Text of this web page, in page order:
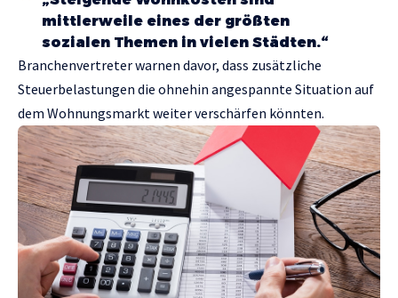
mittlerweile eines der größten
sozialen Themen in vielen Städten.“
Branchenvertreter warnen davor, dass zusätzliche
Steuerbelastungen die ohnehin angespannte Situation auf
dem Wohnungsmarkt weiter verschärfen könnten.